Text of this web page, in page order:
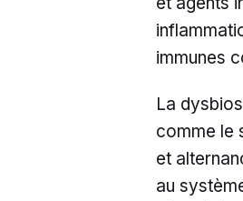
immunes
La
comme le
et
au